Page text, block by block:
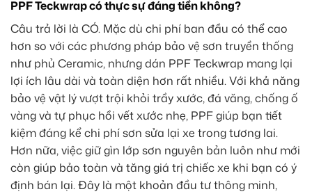
PPF Teckwrap có thực sự đáng tiền không?
Câu trả lời là CÓ. Mặc dù chi phí ban đầu có thể cao
hơn so với các phương pháp bảo vệ sơn truyền thống
như phủ Ceramic, nhưng dán PPF Teckwrap mang lại
lợi ích lâu dài và toàn diện hơn rất nhiều. Với khả năng
bảo vệ vật lý vượt trội khỏi trầy xước, đá văng, chống ố
vàng và tự phục hồi vết xước nhẹ, PPF giúp bạn tiết
kiệm đáng kể chi phí sơn sửa lại xe trong tương lai.
Hơn nữa, việc giữ gìn lớp sơn nguyên bản luôn như mới
còn giúp bảo toàn và tăng giá trị chiếc xe khi bạn có ý
định bán lại. Đây là một khoản đầu tư thông minh,